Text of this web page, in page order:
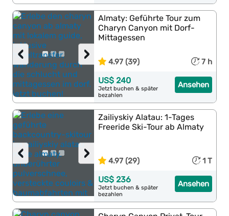
›
‹
Almaty: Geführte Tour zum
Charyn Canyon mit Dorf-
Mittagessen
4.97 (39) 7 h
Ansehen
US$ 240
Jetzt buchen & später
bezahlen
›
‹
Zailiyskiy Alatau: 1-Tages
Freeride Ski-Tour ab Almaty
4.97 (29) 1 T
Ansehen
US$ 236
Jetzt buchen & später
bezahlen